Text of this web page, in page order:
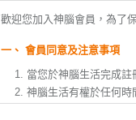
歡迎您加入神腦會員，為了
一、 會員同意及注意事項
當您於神腦生活完成
神腦生活有權於任何